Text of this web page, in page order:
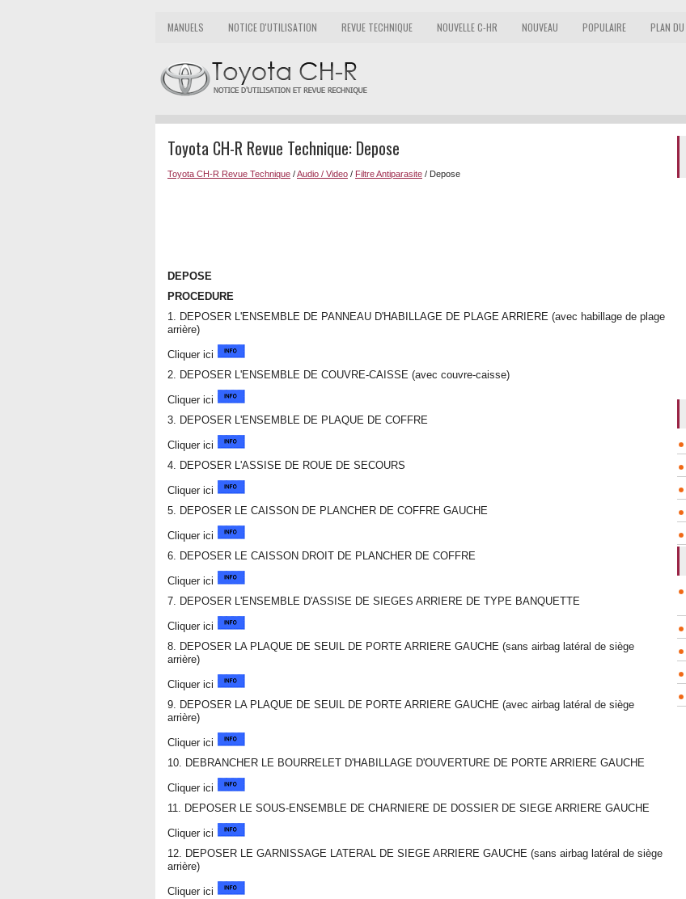
MANUELS NOTICE D'UTILISATION REVUE TECHNIQUE NOUVELLE C-HR NOUVEAU POPULAIRE PLAN
Toyota CH-R Revue Technique: Depose
Toyota CH-R Revue Technique /Audio / Video / Filtre Antiparasite / Depose
DEPOSE
PROCEDURE
1. DEPOSER L'ENSEMBLE DE PANNEAU D'HABILLAGE DE PLAGE ARRIERE (avec habillage de plage
arrière)
Cliquer ici
2. DEPOSER L'ENSEMBLE DE COUVRE-CAISSE (avec couvre-caisse)
Cliquer ici
3. DEPOSER L'ENSEMBLE DE PLAQUE DE COFFRE
Cliquer ici
4. DEPOSER L'ASSISE DE ROUE DE SECOURS
Cliquer ici
5. DEPOSER LE CAISSON DE PLANCHER DE COFFRE GAUCHE
Cliquer ici
6. DEPOSER LE CAISSON DROIT DE PLANCHER DE COFFRE
Cliquer ici
7. DEPOSER L'ENSEMBLE D'ASSISE DE SIEGES ARRIERE DE TYPE BANQUETTE
Cliquer ici
8. DEPOSER LA PLAQUE DE SEUIL DE PORTE ARRIERE GAUCHE (sans airbag latéral de siège
arrière)
Cliquer ici
9. DEPOSER LA PLAQUE DE SEUIL DE PORTE ARRIERE GAUCHE (avec airbag latéral de siège
arrière)
Cliquer ici
10. DEBRANCHER LE BOURRELET D'HABILLAGE D'OUVERTURE DE PORTE ARRIERE GAUCHE
Cliquer ici
11. DEPOSER LE SOUS-ENSEMBLE DE CHARNIERE DE DOSSIER DE SIEGE ARRIERE GAUCHE
Cliquer ici
12. DEPOSER LE GARNISSAGE LATERAL DE SIEGE ARRIERE GAUCHE (sans airbag latéral de siège
arrière)
Cliquer ici